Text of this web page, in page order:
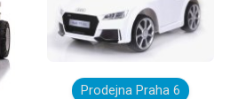
Prodejna Praha 6